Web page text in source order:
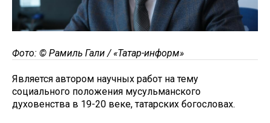
Фото: © Рамиль Гали / «Татар-информ»
Является автором научных работ на тему
социального положения мусульманского
духовенства в 19-20 веке, татарских богословах.